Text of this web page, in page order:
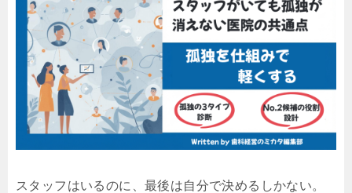
スタッフはいるのに、最後は自分で決めるしかない。